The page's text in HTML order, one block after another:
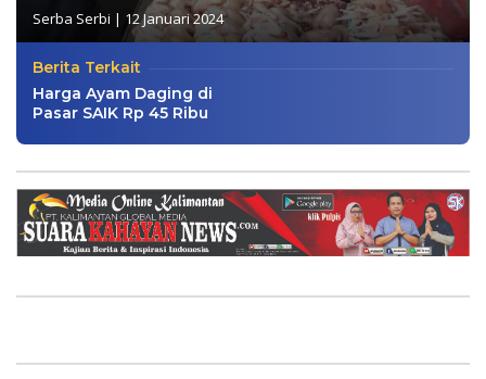
Serba Serbi | 12 Januari 2024
Berita Terkait
Harga Ayam Daging di
Pasar SAIK Rp 45 Ribu